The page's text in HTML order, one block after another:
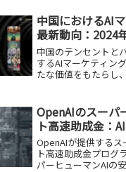
中国におけるAI
最新動向：2024
中国のテンセントと
するAIマーケティン
たな価値をもたらし
OpenAIのスーパ
ト高速助成金：
OpenAIが提供する
ト高速助成金プログ
パーヒューマンAIの